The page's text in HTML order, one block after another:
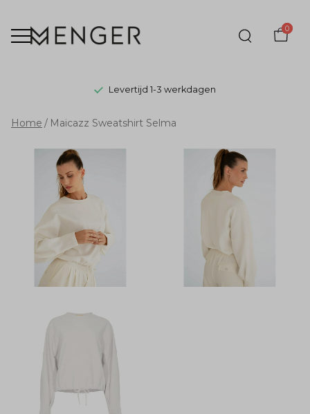
0
Levertijd 1-3 werkdagen
Maicazz
Sweatshirt
Selma
Menger
Mode
Home Maicazz Sweatshirt Selma